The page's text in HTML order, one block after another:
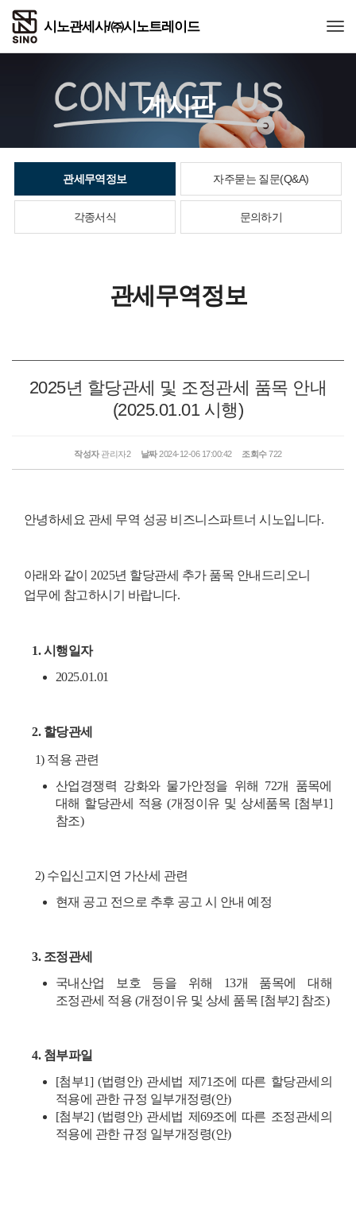
게시판
관세무역정보 자주묻는 질문(Q&A)
각종서식 문의하기
관세무역정보
2025년 할당관세 및 조정관세 품목 안내
(2025.01.01 시행)
작성자관리자2 날짜2024-12-06 17:00:42 조회수722
안녕하세요 관세 무역 성공 비즈니스파트너 시노입니다.
아래와 같이 2025년 할당관세 추가 품목 안내드리오니
업무에 참고하시기 바랍니다.
1.시행일자
2025.01.01
2. 할당관세
1) 적용 관련
산업경쟁력 강화와 물가안정을 위해 72개 품목에
대해 할당관세 적용 (개정이유 및 상세품목 [첨부1]
참조)
2) 수입신고지연 가산세 관련
현재 공고 전으로 추후 공고 시 안내 예정
3. 조정관세
국내산업 보호 등을 위해 13개 품목에 대해
조정관세 적용 (개정이유 및 상세 품목 [첨부2] 참조)
4. 첨부파일
[첨부1] (법령안) 관세법 제71조에 따른 할당관세의
적용에 관한 규정 일부개정령(안)
[첨부2] (법령안) 관세법 제69조에 따른 조정관세의
적용에 관한 규정 일부개정령(안)